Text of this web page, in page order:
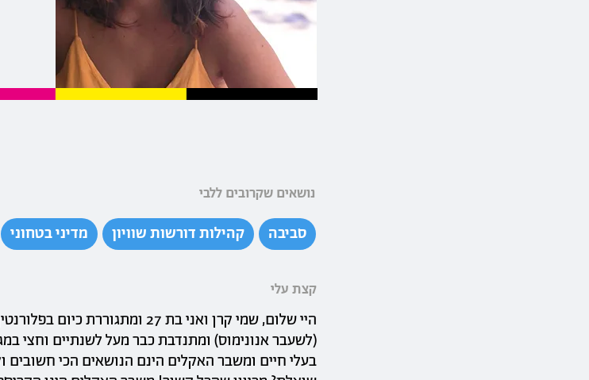
נושאים שקרובים ללבי
סביבה קהילות דורשות שוויון מדיני בטחוני
קצת עלי
היי שלום, שמי קרן ואני בת 27
(לשעבר אנונימוס) ומתנדבת כבר מעל לשנתיים וחצי